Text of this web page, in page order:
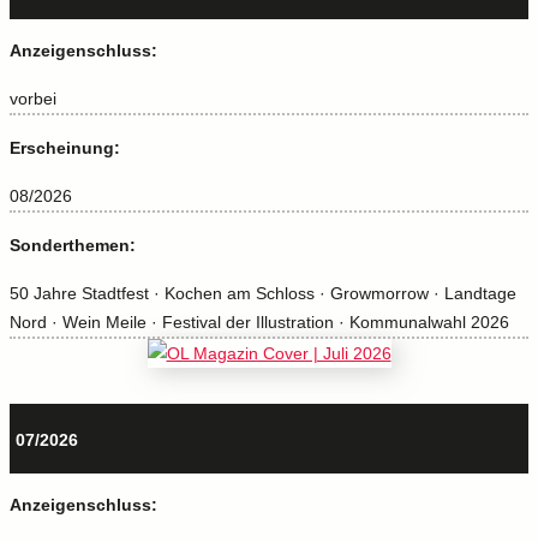
Anzeigenschluss:
vorbei
Erscheinung:
08/2026
Sonderthemen:
50 Jahre Stadtfest · Kochen am Schloss · Growmorrow · Landtage
Nord · Wein Meile · Festival der Illustration · Kommunalwahl 2026
07/2026
Anzeigenschluss: